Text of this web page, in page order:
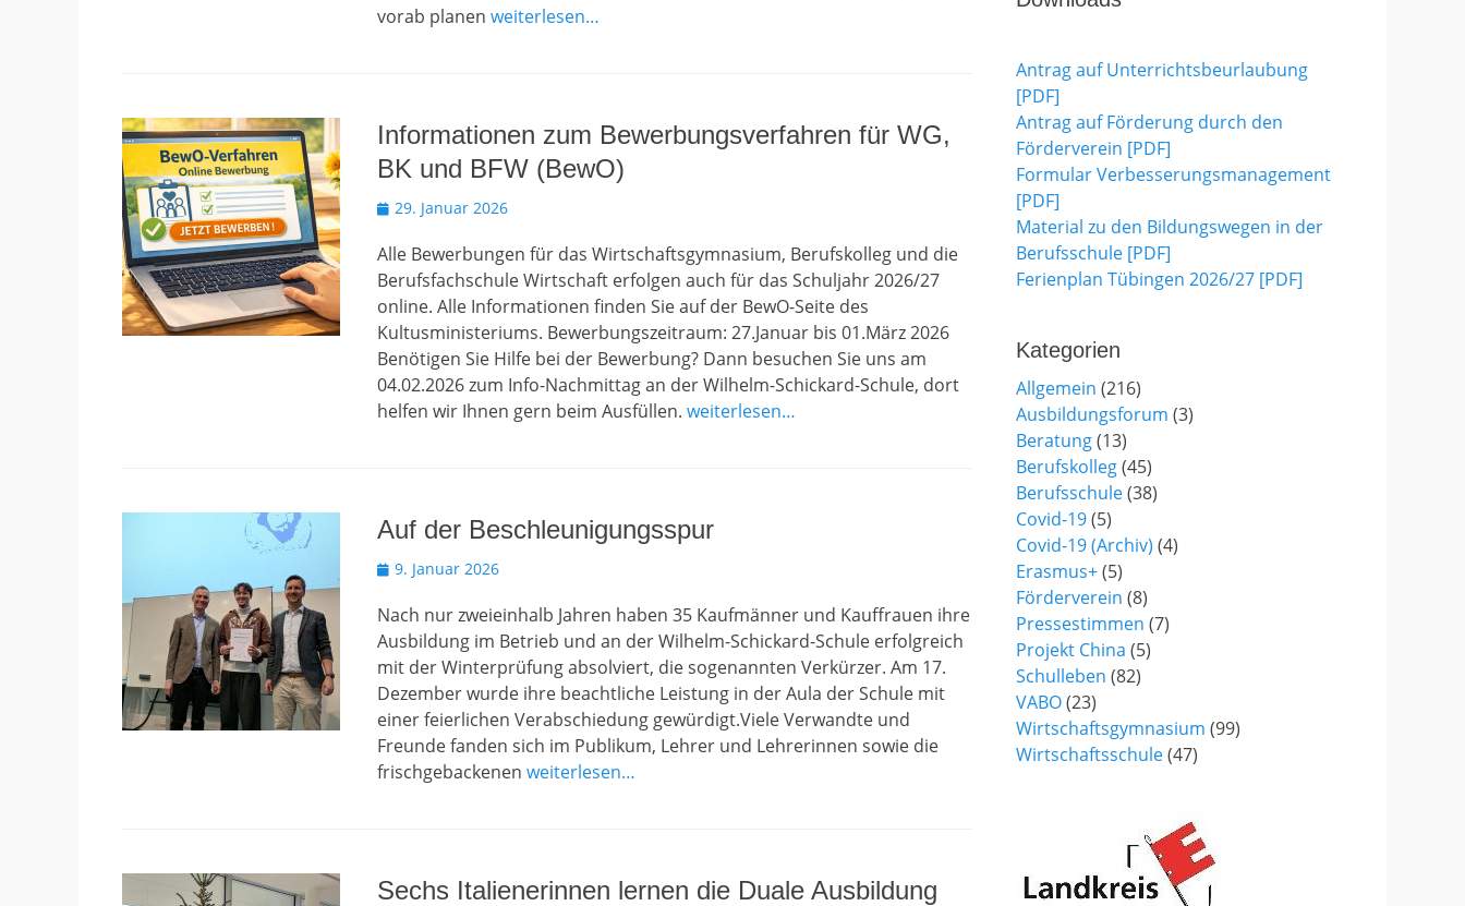
vorab planen weiterlesen…
Informationen zum Bewerbungsverfahren für WG,
BK und BFW (BewO)
Veröffentlicht
29. Januar 2026
Alle Bewerbungen für das Wirtschaftsgymnasium, Berufskolleg und die
Berufsfachschule Wirtschaft erfolgen auch für das Schuljahr 2026/27
online. Alle Informationen finden Sie auf der BewO-Seite des
Kultusministeriums. Bewerbungszeitraum: 27.Januar bis 01.März 2026
Benötigen Sie Hilfe bei der Bewerbung? Dann besuchen Sie uns am
04.02.2026 zum Info-Nachmittag an der Wilhelm-Schickard-Schule, dort
helfen wir Ihnen gern beim Ausfüllen. weiterlesen…
Auf der Beschleunigungsspur
Veröffentlicht
9. Januar 2026
Nach nur zweieinhalb Jahren haben 35 Kaufmänner und Kauffrauen ihre
Ausbildung im Betrieb und an der Wilhelm-Schickard-Schule erfolgreich
mit der Winterprüfung absolviert, die sogenannten Verkürzer. Am 17.
Dezember wurde ihre beachtliche Leistung in der Aula der Schule mit
einer feierlichen Verabschiedung gewürdigt.Viele Verwandte und
Freunde fanden sich im Publikum, Lehrer und Lehrerinnen sowie die
frischgebackenen weiterlesen…
Sechs Italienerinnen lernen die Duale Ausbildung
Antrag auf Unterrichtsbeurlaubung
[PDF]
Antrag auf Förderung durch den
Förderverein [PDF]
Formular Verbesserungsmanagement
[PDF]
Material zu den Bildungswegen in der
Berufsschule [PDF]
Ferienplan Tübingen 2026/27 [PDF]
Kategorien
Allgemein (216)
Ausbildungsforum (3)
Beratung(13)
Berufskolleg(45)
Berufsschule(38)
Covid-19(5)
Covid-19 (Archiv) (4)
Erasmus+(5)
Förderverein (8)
Pressestimmen (7)
Projekt China (5)
Schulleben (82)
VABO(23)
Wirtschaftsgymnasium (99)
Wirtschaftsschule(47)